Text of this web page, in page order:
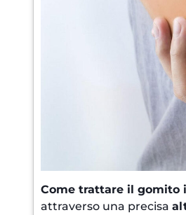
Come trattare il gomito
attraverso una precisa